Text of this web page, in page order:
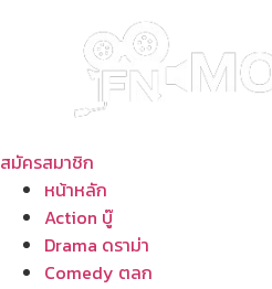
สมัครสมาชิก
หน้าหลัก
Action บู๊
Drama ดราม่า
Comedy ตลก